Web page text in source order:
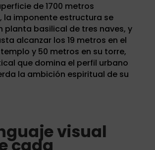
de 1700 metros
la imponente estructura se
planta basilical de tres naves, y
alcanzar los 19 metros en el
y 50 metros en su torre,
que domina el perfil urbano
la ambición espiritual de su
visual
cada